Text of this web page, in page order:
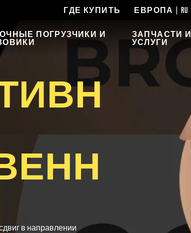
ГДЕ КУПИТЬ ЕВРОПА | RU
ПОГРУЗЧИКИ И
ЗАПЧАСТИ И
УСЛУГИ
в направлении